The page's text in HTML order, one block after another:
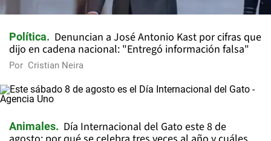
Política
Denuncian a José Antonio Kast por cifras que
dijo en cadena nacional: "Entregó información falsa"
Por Cristian Neira
Animales
Día Internacional del Gato este 8 de